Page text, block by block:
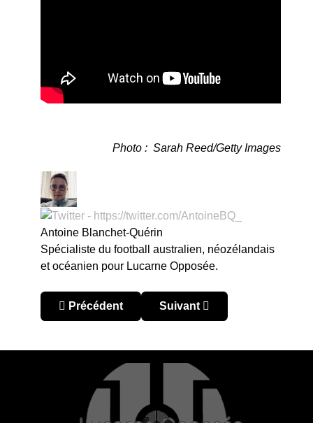
Photo : Sarah Reed/Getty Images
Antoine Blanchet-Quérin
Spécialiste du football australien, néozélandais
et océanien pour Lucarne Opposée.
Article précédent : Australie – A-League Men
Précédent Article suivant : Australie –
Suivant